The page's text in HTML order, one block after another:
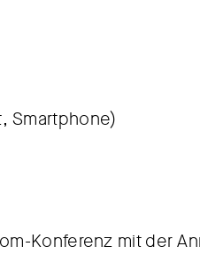
Smartphone)
Konferenz mit der